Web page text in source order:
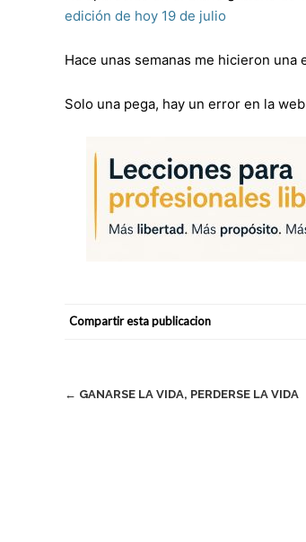
edición de hoy 19 de julio
Hace unas semanas me hicieron una
Solo una pega, hay un error en la
Compartir esta publicacion
Navegación
← GANARSE LA VIDA, PERDERSE LA VIDA